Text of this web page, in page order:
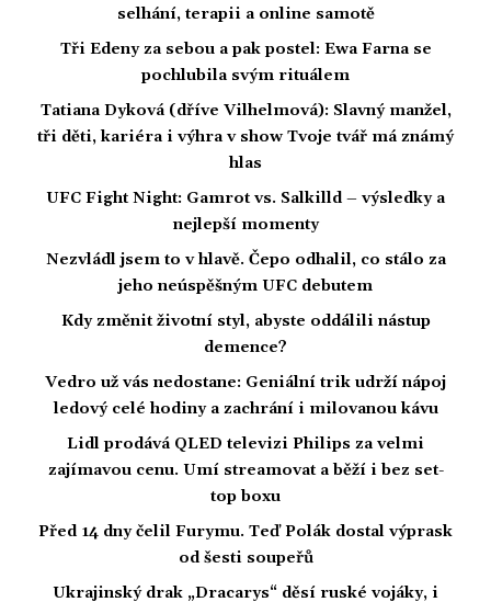
selhání, terapii a online samotě
Tři Edeny za sebou a pak postel: Ewa Farna se
pochlubila svým rituálem
Tatiana Dyková (dříve Vilhelmová): Slavný manžel,
tři děti, kariéra i výhra v show Tvoje tvář má známý
hlas
UFC Fight Night: Gamrot vs. Salkilld – výsledky a
nejlepší momenty
Nezvládl jsem to v hlavě. Čepo odhalil, co stálo za
jeho neúspěšným UFC debutem
Kdy změnit životní styl, abyste oddálili nástup
demence?
Vedro už vás nedostane: Geniální trik udrží nápoj
ledový celé hodiny a zachrání i milovanou kávu
Lidl prodává QLED televizi Philips za velmi
zajímavou cenu. Umí streamovat a běží i bez set-
top boxu
Před 14 dny čelil Furymu. Teď Polák dostal výprask
od šesti soupeřů
Ukrajinský drak „Dracarys“ děsí ruské vojáky, i